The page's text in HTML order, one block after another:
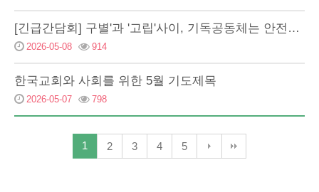
[긴급간담회] 구별'과 '고립'사이, 기독공동체는 안전한가? - 최근 뉴스앤조이 기사를 …
2026-05-08 914
한국교회와 사회를 위한 5월 기도제목
2026-05-07 798
1 2 3 4 5